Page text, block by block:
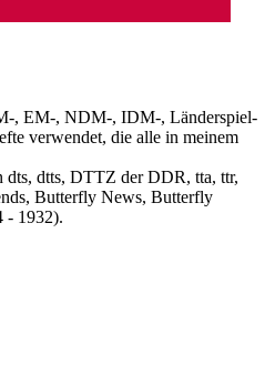
, EM-, NDM-, IDM-, Länderspiel-
verwendet, die alle in meinem
dts, dtts, DTTZ der DDR, tta, ttr,
Butterfly News, Butterfly
- 1932).